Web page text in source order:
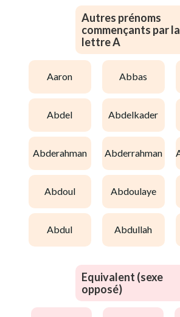
Autres prénoms
commençants par la
lettre A
aaron abbas
abdel abdelkader
abderahman abderrahman
abdoul abdoulaye
abdul abdullah
Equivalent (sexe
opposé)